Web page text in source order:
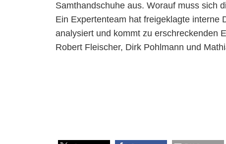
Samthandschuhe aus. Worauf muss sich
Ein Expertenteam hat freigeklagte interne
analysiert und kommt zu erschreckenden
Robert Fleischer, Dirk Pohlmann und